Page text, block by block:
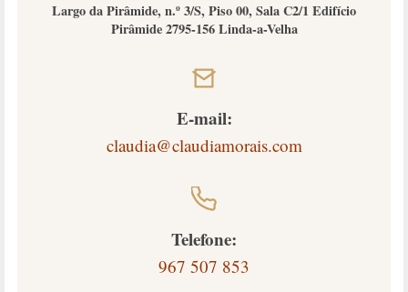
Largo da Pirâmide, n.º 3/S, Piso 00, Sala C2/1 Edifício
Pirâmide 2795-156 Linda-a-Velha
E-mail:
claudia@claudiamorais.com
Telefone:
967 507 853